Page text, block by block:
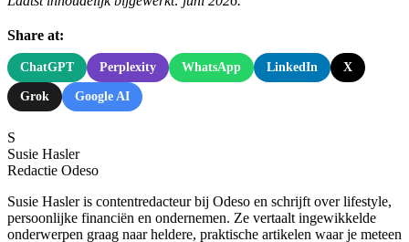
Share at:
ChatGPT Perplexity WhatsApp LinkedIn X
Grok Google AI
S
Susie Hasler
Redactie Odeso
Susie Hasler is contentredacteur bij Odeso en schrijft over lifestyle,
persoonlijke financiën en ondernemen. Ze vertaalt ingewikkelde
onderwerpen graag naar heldere, praktische artikelen waar je meteen